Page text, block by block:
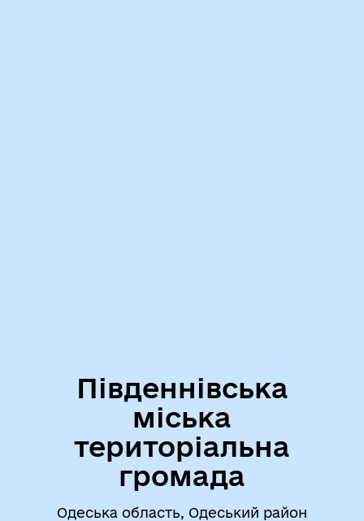
Південнівська
міська
територіальна
громада
Одеська область, Одеський район